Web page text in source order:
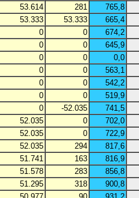
53.614 281
765,8
53.333 53.333
665,4
0 0
674,2
0 0
645,9
0 0
0,0
0 0
563,1
0 0
542,2
0 0
519,9
0 -52.035
741,5
52.035 0
702,0
52.035 0
722,9
52.035 294
817,6
51.741 163
816,9
51.578 283
856,8
51.295 318
900,8